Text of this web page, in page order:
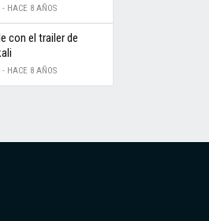
- HACE 8 AÑOS
con el trailer de
- HACE 8 AÑOS